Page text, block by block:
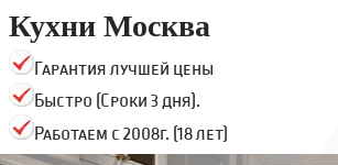
Кухни Москва
Гарантия лучшей цены
Быстро (Сроки 3 дня).
Работаем с 2008г. (18 лет)